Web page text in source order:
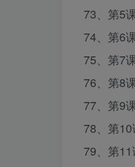
73、第5
74、第6
75、第7
76、第8
77、第9
78、第
79、第